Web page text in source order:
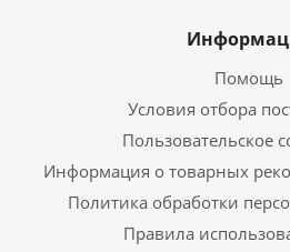
Помощь
Условия отбора
Пользовательское
Информация о товарных
Политика обработки
Правила